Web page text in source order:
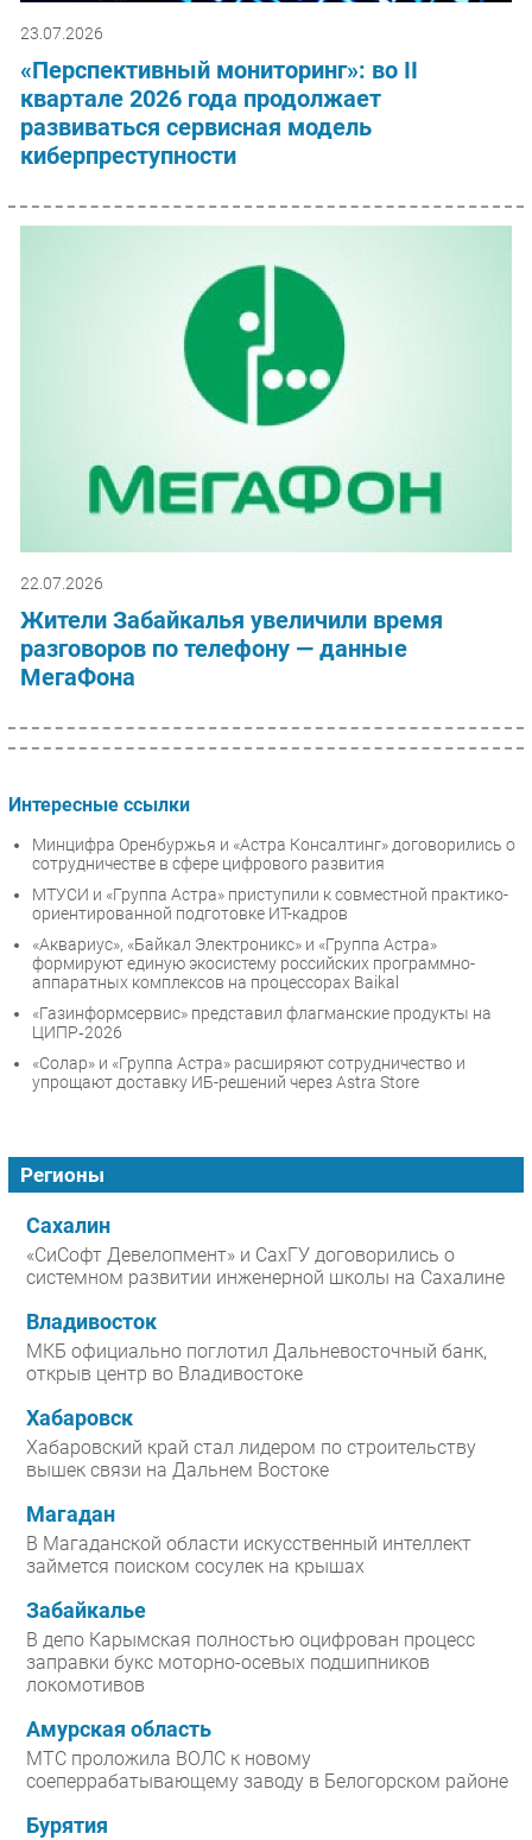
23.07.2026
«Перспективный мониторинг»: во II
квартале 2026 года продолжает
развиваться сервисная модель
киберпреступности
22.07.2026
Жители Забайкалья увеличили время
разговоров по телефону — данные
МегаФона
Интересные ссылки
Минцифра Оренбуржья и «Астра Консалтинг» договорились о
сотрудничестве в сфере цифрового развития
МТУСИ и «Группа Астра» приступили к совместной практико-
ориентированной подготовке ИТ-кадров
«Аквариус», «Байкал Электроникс» и «Группа Астра»
формируют единую экосистему российских программно-
аппаратных комплексов на процессорах Baikal
«Газинформсервис» представил флагманские продукты на
ЦИПР‑2026
«Солар» и «Группа Астра» расширяют сотрудничество и
упрощают доставку ИБ-решений через Astra Store
Регионы
Сахалин
«СиСофт Девелопмент» и СахГУ договорились о
системном развитии инженерной школы на Сахалине
Владивосток
МКБ официально поглотил Дальневосточный банк,
открыв центр во Владивостоке
Хабаровск
Хабаровский край стал лидером по строительству
вышек связи на Дальнем Востоке
Магадан
В Магаданской области искусственный интеллект
займется поиском сосулек на крышах
Забайкалье
В депо Карымская полностью оцифрован процесс
заправки букс моторно-осевых подшипников
локомотивов
Амурская область
МТС проложила ВОЛС к новому
соеперрабатывающему заводу в Белогорском районе
Бурятия